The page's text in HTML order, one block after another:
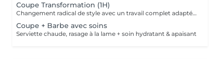
Coupe Transformation (1H)
Changement radical de style avec un travail complet adapté à votre nouvelle coupe.
Coupe + Barbe avec soins
Serviette chaude, rasage à la lame + soin hydratant & apaisant